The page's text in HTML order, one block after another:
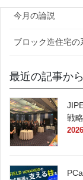
今月の論説
ブロック造住宅の
最近の記事から